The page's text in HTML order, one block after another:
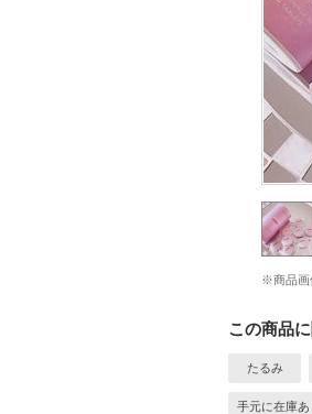
※商品画
この商品
たるみ
手元に在庫